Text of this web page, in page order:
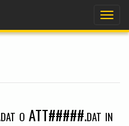
o ATT#####.dat in